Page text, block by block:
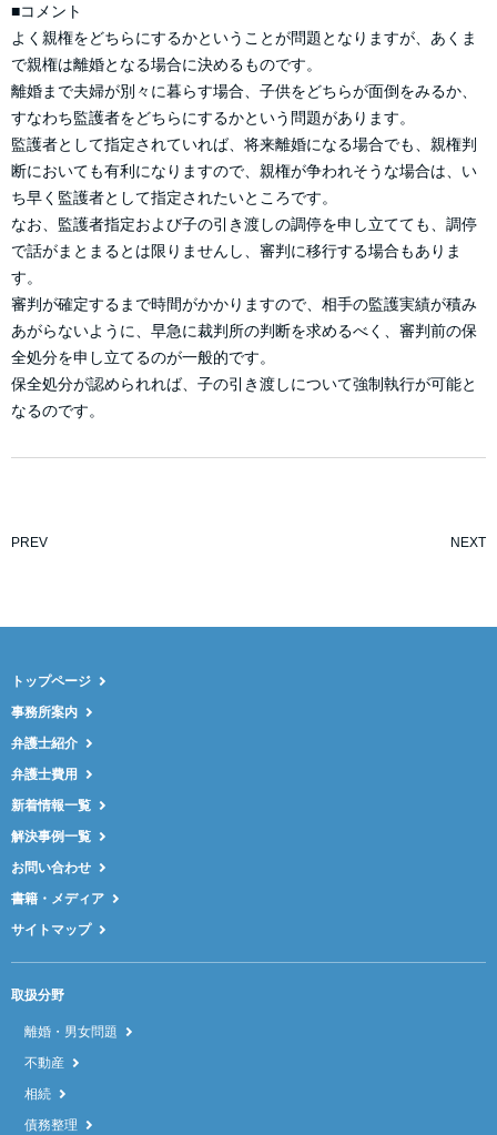
■コメント
よく親権をどちらにするかということが問題となりますが、あくま
で親権は離婚となる場合に決めるものです。
離婚まで夫婦が別々に暮らす場合、子供をどちらが面倒をみるか、
すなわち監護者をどちらにするかという問題があります。
監護者として指定されていれば、将来離婚になる場合でも、親権判
断においても有利になりますので、親権が争われそうな場合は、い
ち早く監護者として指定されたいところです。
なお、監護者指定および子の引き渡しの調停を申し立てても、調停
で話がまとまるとは限りませんし、審判に移行する場合もありま
す。
審判が確定するまで時間がかかりますので、相手の監護実績が積み
あがらないように、早急に裁判所の判断を求めるべく、審判前の保
全処分を申し立てるのが一般的です。
保全処分が認められれば、子の引き渡しについて強制執行が可能と
なるのです。
PREV NEXT
トップページ
事務所案内
弁護士紹介
弁護士費用
新着情報一覧
解決事例一覧
お問い合わせ
書籍・メディア
サイトマップ
取扱分野
離婚・男女問題
不動産
相続
債務整理